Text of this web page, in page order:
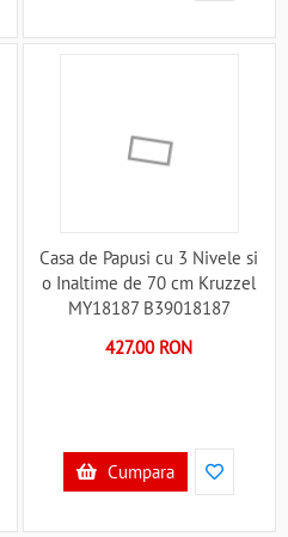
Casa de Papusi cu 3 Nivele si
o Inaltime de 70 cm Kruzzel
MY18187 B39018187
427.00 RON
Cumpara